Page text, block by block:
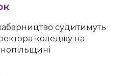
судитимуть
коледжу на